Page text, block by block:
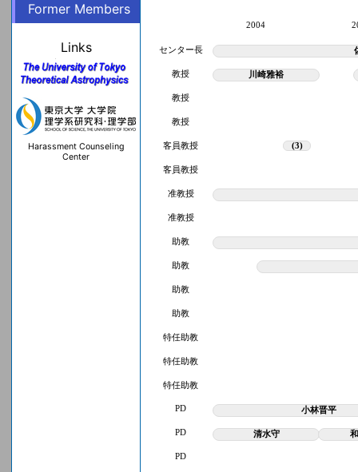
Former Members
Links
Harassment Counseling
Center
2004
センター長
教授
教授
教授
客員教授
客員教授
准教授
准教授
助教
助教
助教
助教
特任助教
特任助教
特任助教
PD
PD
PD
川崎雅裕
(3)
小林晋平
清水守